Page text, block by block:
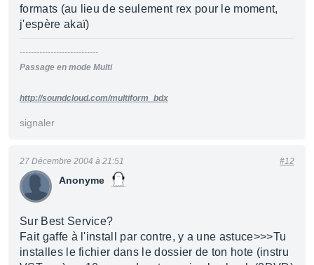
formats (au lieu de seulement rex pour le moment,
j'espère akaï)
----------------------------
Passage en mode Multi
http://soundcloud.com/multiform_bdx
signaler
Anonyme
27 Décembre 2004 à 21:51 #12
Sur Best Service?
Fait gaffe à l'install par contre, y a une astuce>>>Tu
installes le fichier dans le dossier de ton hote (instru